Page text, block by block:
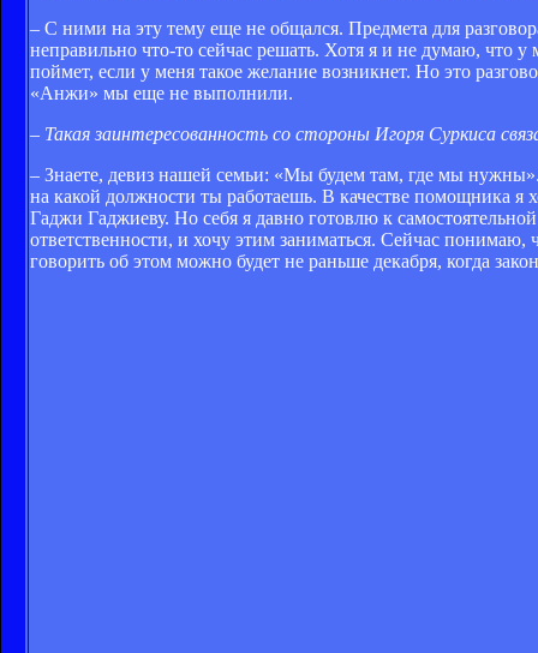
– С ними на эту тему еще не общался. Предмета для
неправильно что-то сейчас решать. Хотя я и не думаю, что
поймет, если у меня такое желание возникнет. Но это
«Анжи» мы еще не выполнили.
– Такая заинтересованность со стороны Игоря Суркиса
– Знаете, девиз нашей семьи: «Мы будем там, где мы
на какой должности ты работаешь. В качестве помощника я
Гаджи Гаджиеву. Но себя я давно готовлю к
ответственности, и хочу этим заниматься. Сейчас
говорить об этом можно будет не раньше декабря, когда